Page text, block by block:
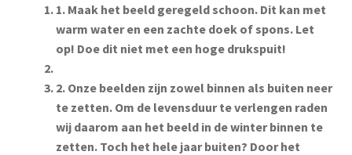
1. Maak het beeld geregeld schoon. Dit kan met
warm water en een zachte doek of spons. Let
op! Doe dit niet met een hoge drukspuit!
2. Onze beelden zijn zowel binnen als buiten neer
te zetten. Om de levensduur te verlengen raden
wij daarom aan het beeld in de winter binnen te
zetten. Toch het hele jaar buiten? Door het